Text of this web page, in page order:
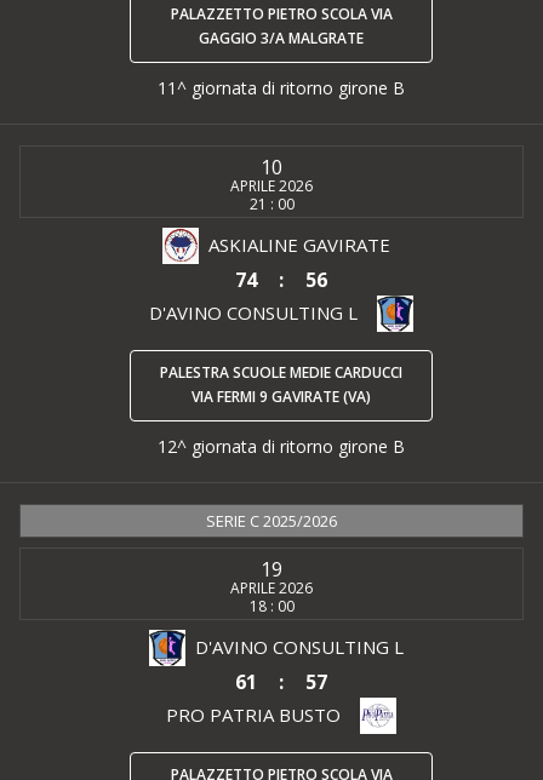
PALAZZETTO PIETRO SCOLA VIA
GAGGIO 3/A MALGRATE
11^ giornata di ritorno girone B
10
APRILE 2026
21 : 00
ASKIALINE GAVIRATE
74 : 56
D'AVINO CONSULTING L
PALESTRA SCUOLE MEDIE CARDUCCI
VIA FERMI 9 GAVIRATE (VA)
12^ giornata di ritorno girone B
SERIE C 2025/2026
19
APRILE 2026
18 : 00
D'AVINO CONSULTING L
61 : 57
PRO PATRIA BUSTO
PALAZZETTO PIETRO SCOLA VIA